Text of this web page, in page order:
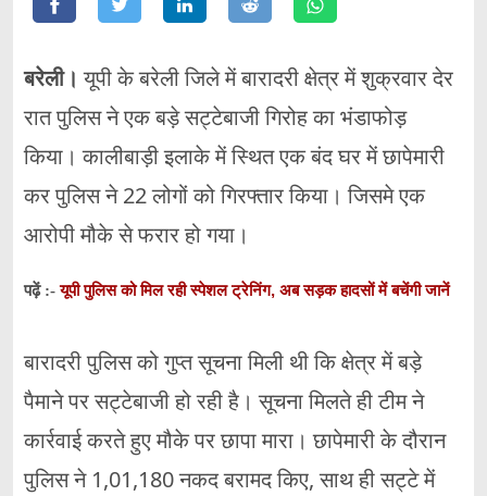
बरेली। यूपी के बरेली जिले में बारादरी क्षेत्र में शुक्रवार देर
रात पुलिस ने एक बड़े सट्टेबाजी गिरोह का भंडाफोड़
किया। कालीबाड़ी इलाके में स्थित एक बंद घर में छापेमारी
कर पुलिस ने 22 लोगों को गिरफ्तार किया। जिसमे एक
आरोपी मौके से फरार हो गया।
पढ़ें :-यूपी पुलिस को मिल रही स्पेशल ट्रेनिंग, अब सड़क हादसों में बचेंगी जानें
बारादरी पुलिस को गुप्त सूचना मिली थी कि क्षेत्र में बड़े
पैमाने पर सट्टेबाजी हो रही है। सूचना मिलते ही टीम ने
कार्रवाई करते हुए मौके पर छापा मारा। छापेमारी के दौरान
पुलिस ने 1,01,180 नकद बरामद किए, साथ ही सट्टे में